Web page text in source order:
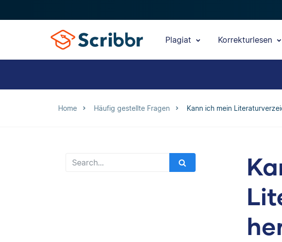
Plagiat Korrekturlesen
Home Häufig gestellte Fragen Kann ich mein